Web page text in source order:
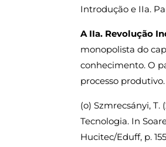
Introdução e IIa.
A IIa. Revolução
monopolista do
conhecimento. O
processo produtivo.
(o) Szmrecsányi, T.
Tecnologia. In
Hucitec/Eduff, p.